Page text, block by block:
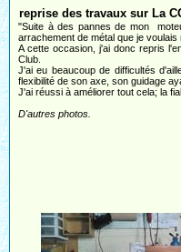
reprise des travaux sur La
"Suite à des pannes de mon
arrachement de métal que je
A cette occasion, j'ai donc repris
Club.
J'ai eu beaucoup de difficultés
flexibilité de son axe, son guidage
J'ai réussi à améliorer tout cela; la
D'autres photos.